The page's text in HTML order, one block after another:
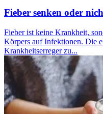
Fieber senken oder
Fieber ist keine Krankheit,
Körpers auf Infektionen. Die
Krankheitserreger zu...